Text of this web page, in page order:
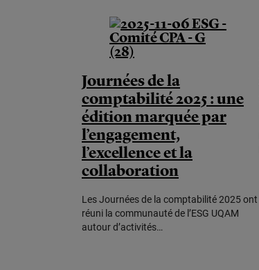
Journées de la
comptabilité 2025 : une
édition marquée par
l’engagement,
l’excellence et la
collaboration
Les Journées de la comptabilité 2025 ont
réuni la communauté de l’ESG UQAM
autour d’activités…